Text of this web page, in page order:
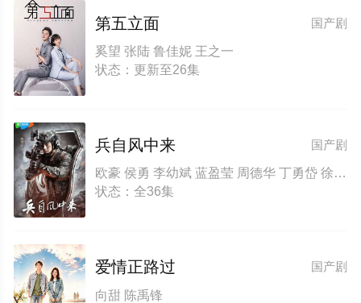
国产剧
第五立面
奚望 张陆 鲁佳妮 王之一
状态：更新至26集
国产剧
兵自风中来
欧豪 侯勇 李幼斌 蓝盈莹 周德华 丁勇岱 徐洪浩 刘奕君 关亚军 史兰芽 赵荀 夏侯镔 费鲤齐 张进 王春宇 杨舒 阮巨 陈启杰 赵长洲 陈方舟 谢心 傅程鹏 于景骁 吴岳阳
状态：全36集
国产剧
爱情正路过
向甜 陈禹锋